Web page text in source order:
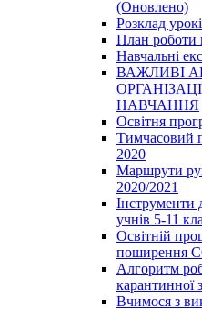
(Оновлено)
Розклад
План роботи
Навчальні
ВАЖЛИВІ
НАВЧАННЯ
Освітня
Тимчасовий
2020
Маршрути
2020/2021
Інструменти
учнів 5-11
Освітній
поширення
Алгоритм
карантинної
Вчимося з